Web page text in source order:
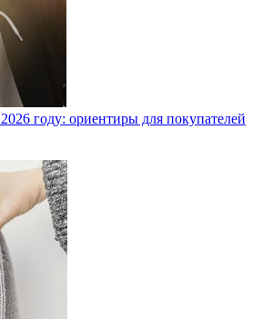
году: ориентиры для покупателей